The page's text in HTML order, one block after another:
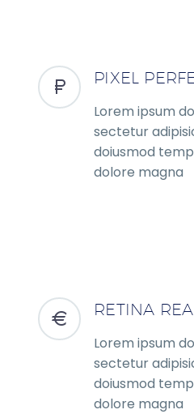
PIXEL
Lorem ipsum
sectetur
doiusmod
dolore magna
RETINA
Lorem ipsum
sectetur
doiusmod
dolore magna